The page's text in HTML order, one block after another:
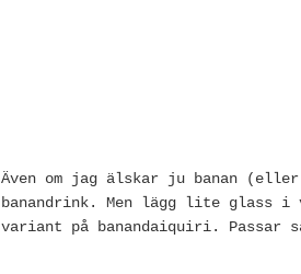
Även om jag älskar ju banan
banandrink. Men lägg lite glass i
variant på banandaiquiri.